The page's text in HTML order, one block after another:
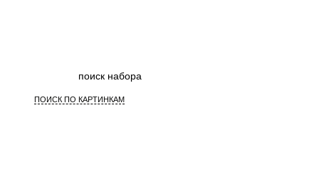
ПОИСК ПО КАРТИНКАМ